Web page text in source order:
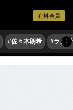
有料会員
#佐々木朗希 #ラグ〉